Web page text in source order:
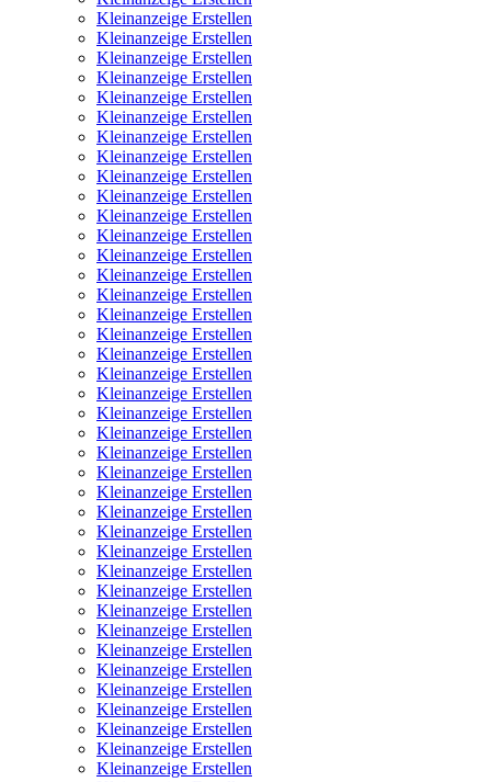
Kleinanzeige Erstellen
Kleinanzeige Erstellen
Kleinanzeige Erstellen
Kleinanzeige Erstellen
Kleinanzeige Erstellen
Kleinanzeige Erstellen
Kleinanzeige Erstellen
Kleinanzeige Erstellen
Kleinanzeige Erstellen
Kleinanzeige Erstellen
Kleinanzeige Erstellen
Kleinanzeige Erstellen
Kleinanzeige Erstellen
Kleinanzeige Erstellen
Kleinanzeige Erstellen
Kleinanzeige Erstellen
Kleinanzeige Erstellen
Kleinanzeige Erstellen
Kleinanzeige Erstellen
Kleinanzeige Erstellen
Kleinanzeige Erstellen
Kleinanzeige Erstellen
Kleinanzeige Erstellen
Kleinanzeige Erstellen
Kleinanzeige Erstellen
Kleinanzeige Erstellen
Kleinanzeige Erstellen
Kleinanzeige Erstellen
Kleinanzeige Erstellen
Kleinanzeige Erstellen
Kleinanzeige Erstellen
Kleinanzeige Erstellen
Kleinanzeige Erstellen
Kleinanzeige Erstellen
Kleinanzeige Erstellen
Kleinanzeige Erstellen
Kleinanzeige Erstellen
Kleinanzeige Erstellen
Kleinanzeige Erstellen